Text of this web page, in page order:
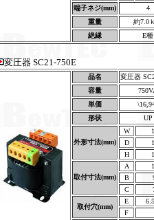
端子ネジ(mm)
4
重量
約7.0
絶縁
E種
変圧器 SC21-750E
品名
変圧器
容量
単価
形状
UP
外形寸法(mm)
W
D
H
取付寸法(mm)
A
B
C
取付穴(mm)
E
F